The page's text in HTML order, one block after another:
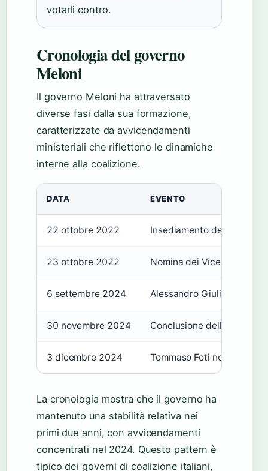
votarli contro.
Cronologia del governo
Meloni
Il governo Meloni ha attraversato
diverse fasi dalla sua formazione,
caratterizzate da avvicendamenti
ministeriali che riflettono le dinamiche
interne alla coalizione.
DATA EVENTO
22 ottobre 2022 Insediamento del governo
23 ottobre 2022 Nomina dei Vice
6 settembre 2024 Alessandro Giuli diventa
30 novembre 2024 Conclusione dell’incarico
3 dicembre 2024 Tommaso Foti nominato
La cronologia mostra che il governo ha
mantenuto una stabilità relativa nei
primi due anni, con avvicendamenti
concentrati nel 2024. Questo pattern è
tipico dei governi di coalizione italiani,